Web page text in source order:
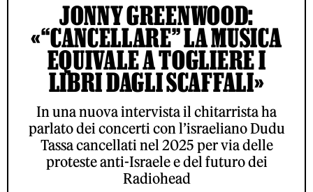
JONNY GREENWOOD:
«“CANCELLARE” LA MUSICA
EQUIVALE A TOGLIERE I
LIBRI DAGLI SCAFFALI»
In una nuova intervista il chitarrista ha
parlato dei concerti con l’israeliano Dudu
Tassa cancellati nel 2025 per via delle
proteste anti-Israele e del futuro dei
Radiohead